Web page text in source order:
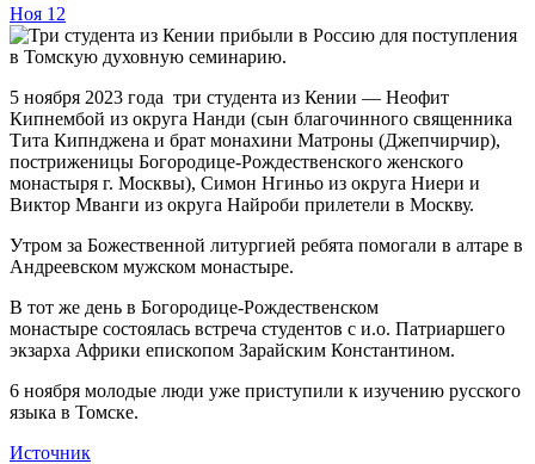
Ноя 12
5 ноября 2023 года три студента из Кении — Неофит
Кипнембой из округа Нанди (сын благочинного священника
Тита Кипнджена и брат монахини Матроны (Джепчирчир),
постриженицы Богородице-Рождественского женского
монастыря г. Москвы), Симон Нгиньо из округа Ниери и
Виктор Мванги из округа Найроби прилетели в Москву.
Утром за Божественной литургией ребята помогали в алтаре в
Андреевском мужском монастыре.
В тот же день в Богородице-Рождественском
монастыре состоялась встреча студентов с и.о. Патриаршего
экзарха Африки епископом Зарайским Константином.
6 ноября молодые люди уже приступили к изучению русского
языка в Томске.
Источник